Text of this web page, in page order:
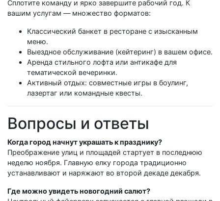
Сплотите команду и ярко завершите рабочий год. К
вашим услугам — множество форматов:
Классический банкет в ресторане с изысканным
меню.
Выездное обслуживание (кейтеринг) в вашем офисе.
Аренда стильного лофта или антикафе для
тематической вечеринки.
Активный отдых: совместные игры в боулинг,
лазертаг или командные квесты.
Вопросы и ответы
Когда город начнут украшать к празднику?
Преображение улиц и площадей стартует в последнюю
неделю ноября. Главную елку города традиционно
устанавливают и наряжают во второй декаде декабря.
Где можно увидеть новогодний салют?